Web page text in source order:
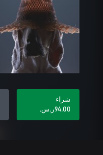
شراء
‪ر.س.‏‎94.00‬